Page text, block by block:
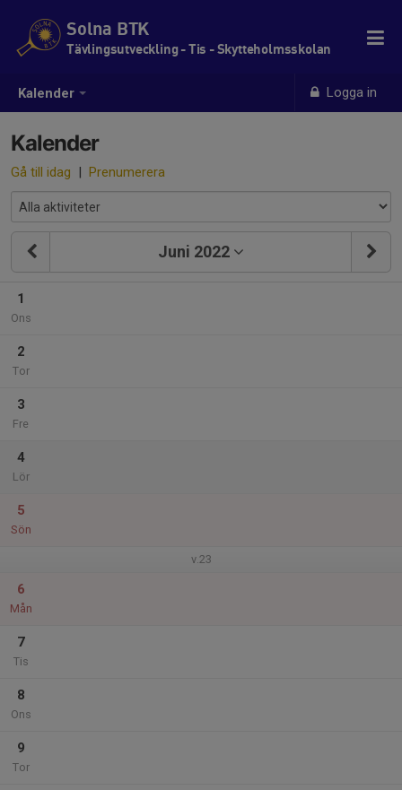
Kalender Logga in
Solna BTK
Tävlingsutveckling - Tis - Skytteholmsskolan
Kalender
Gå till idag | Prenumerera
Juni 2022
1
Ons
2
Tor
3
Fre
4
Lör
5
Sön
v.23
6
Mån
7
Tis
8
Ons
9
Tor